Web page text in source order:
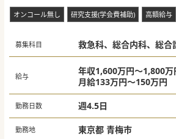
オンコール無し 研究支援(学会費補助) 高額給与
募集科目 救急科、総合内科、総合
給与
年収1,600万円～1,800万
月給133万円～150万円
勤務日数 週4.5日
勤務地 東京都 青梅市